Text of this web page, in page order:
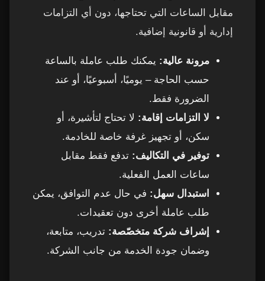
مقابل الساعات التي تحتاجها، دون أي التزامات
إدارية أو قانونية إضافية.
مرونة عالية: يمكنك طلب عاملة بالساعة
حسب الحاجة – يوميًا، أسبوعيًا، أو عند
الضرورة فقط.
لا التزامات إقامة: لا تحتاج لتأشيرة، أو
سكن، أو تجهيز غرفة خاصة للخادمة.
توفير في التكاليف: تدفع فقط مقابل
ساعات العمل الفعلية.
استبدال سهل: في حال عدم التوافق، يمكن
طلب عاملة أخرى دون تعقيدات.
إشراف شركة متخصّصة: تدريب، متابعة،
وضمان جودة الخدمة من جانب الشركة.